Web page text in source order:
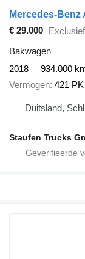
€ 29.000
Bakwagen
2018
934.000
Vermogen 421
Duitsland,
Staufen Trucks